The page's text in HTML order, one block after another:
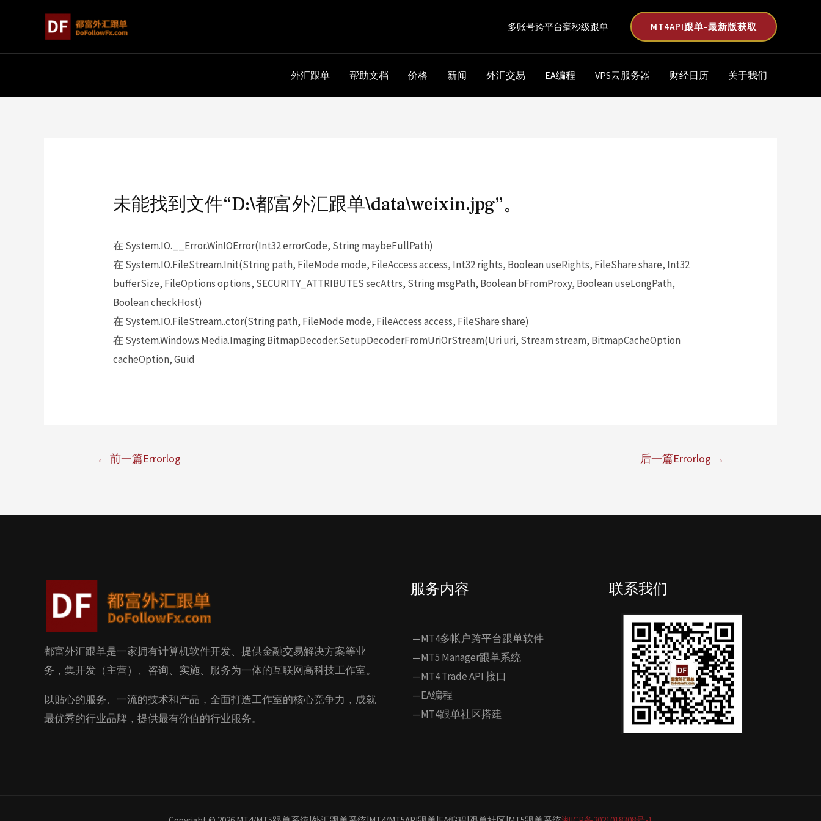
多账号跨平台毫秒级跟单 MT4API跟单-最新版获取
外汇跟单 帮助文档 价格 新闻 外汇交易 EA编程 VPS云服务器 财经日历 关于我们
未能找到文件“D:\都富外汇跟单\data\weixin.jpg”。
在 System.IO.__Error.WinIOError(Int32 errorCode, String maybeFullPath)
在 System.IO.FileStream.Init(String path, FileMode mode, FileAccess access, Int32 rights, Boolean useRights, FileShare share, Int32
bufferSize, FileOptions options, SECURITY_ATTRIBUTES secAttrs, String msgPath, Boolean bFromProxy, Boolean useLongPath,
Boolean checkHost)
在 System.IO.FileStream..ctor(String path, FileMode mode, FileAccess access, FileShare share)
在 System.Windows.Media.Imaging.BitmapDecoder.SetupDecoderFromUriOrStream(Uri uri, Stream stream, BitmapCacheOption
cacheOption, Guid
← 前一篇Errorlog 后一篇Errorlog →
都富外汇跟单是一家拥有计算机软件开发、提供金融交易解决方案等业
务，集开发（主营）、咨询、实施、服务为一体的互联网高科技工作室。
以贴心的服务、一流的技术和产品，全面打造工作室的核心竞争力，成就
最优秀的行业品牌，提供最有价值的行业服务。
服务内容
—MT4多帐户跨平台跟单软件
—MT5 Manager跟单系统
—MT4 Trade API 接口
—EA编程
—MT4跟单社区搭建
联系我们